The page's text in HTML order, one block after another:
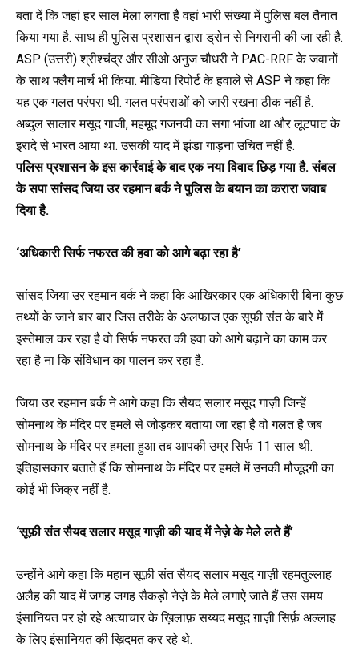
बता दें कि जहां हर साल मेला लगता है वहां भारी संख्या में पुलिस बल तैनात
किया गया है. साथ ही पुलिस प्रशासन द्वारा ड्रोन से निगरानी की जा रही है.
ASP (उत्तरी) श्रीश्चंद्र और सीओ अनुज चौधरी ने PAC-RRF के जवानों
के साथ फ्लैग मार्च भी किया. मीडिया रिपोर्ट के हवाले से ASP ने कहा कि
यह एक गलत परंपरा थी. गलत परंपराओं को जारी रखना ठीक नहीं है.
अब्दुल सालार मसूद गाजी, महमूद गजनवी का सगा भांजा था और लूटपाट के
इरादे से भारत आया था. उसकी याद में झंडा गाड़ना उचित नहीं है.
पलिस प्रशासन के इस कार्रवाई के बाद एक नया विवाद छिड़ गया है. संबल
के सपा सांसद जिया उर रहमान बर्क ने पुलिस के बयान का करारा जवाब
दिया है.
‘अधिकारी सिर्फ नफरत की हवा को आगे बढ़ा रहा है’
सांसद जिया उर रहमान बर्क ने कहा कि आखिरकार एक अधिकारी बिना कुछ
तथ्यों के जाने बार बार जिस तरीके के अलफाज एक सूफी संत के बारे में
इस्तेमाल कर रहा है वो सिर्फ नफरत की हवा को आगे बढ़ाने का काम कर
रहा है ना कि संविधान का पालन कर रहा है.
जिया उर रहमान बर्क ने आगे कहा कि सैयद सलार मसूद गाज़ी जिन्हें
सोमनाथ के मंदिर पर हमले से जोड़कर बताया जा रहा है वो गलत है जब
सोमनाथ के मंदिर पर हमला हुआ तब आपकी उम्र सिर्फ 11 साल थी.
इतिहासकार बताते हैं कि सोमनाथ के मंदिर पर हमले में उनकी मौजूदगी का
कोई भी जिक्र नहीं है.
‘सूफ़ी संत सैयद सलार मसूद गाज़ी की याद में नेज़े के मेले लते हैं’
उन्होंने आगे कहा कि महान सूफ़ी संत सैयद सलार मसूद गाज़ी रहमतुल्लाह
अलैह की याद में जगह जगह सैकड़ो नेज़े के मेले लगाऐ जाते हैं उस समय
इंसानियत पर हो रहे अत्याचार के ख़िलाफ़ सय्यद मसूद ग़ाज़ी सिर्फ़ अल्लाह
के लिए इंसानियत की ख़िदमत कर रहे थे.